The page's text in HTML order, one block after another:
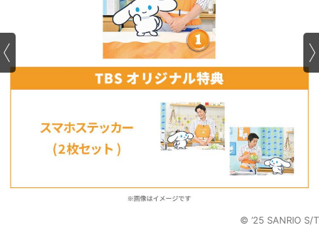
© ’25 SANRIO S/T